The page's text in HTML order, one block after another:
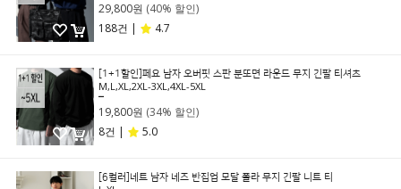
29,800원 (40% 할인)
188건 |
4.7
[1+1할인]페요 남자 오버핏 스판 분또면 라운드 무지 긴팔 티셔츠
M,L,XL,2XL-3XL,4XL-5XL
19,800원 (34% 할인)
8건 |
5.0
[6컬러]네트 남자 네즈 반집업 모달 폴라 무지 긴팔 니트 티